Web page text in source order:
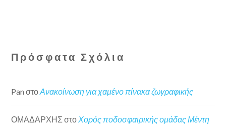
Πρόσφατα Σχόλια
Pan στοΑνακοίνωση για χαμένο πίνακα ζωγραφικής
ΟΜΑΔΑΡΧΗΣ στοΧορός ποδοσφαιρικής ομάδας Μέντη